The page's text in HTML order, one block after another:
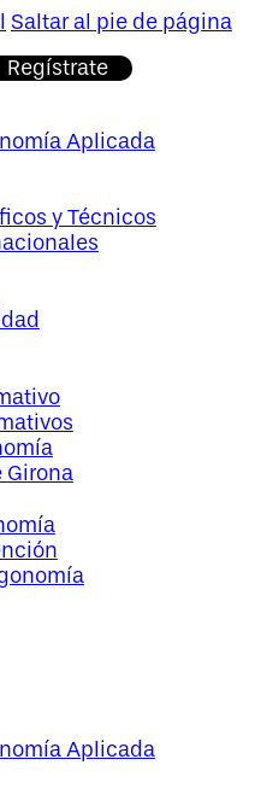
Saltar al pie de página
Regístrate
Aplicada
y Técnicos
Girona
Aplicada